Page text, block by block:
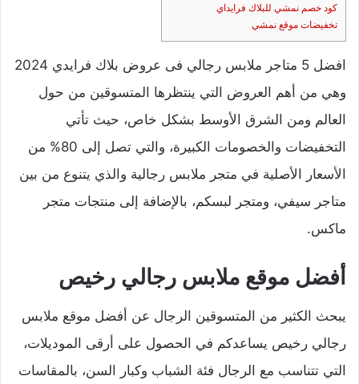
كود خصم نمشي للبلاك فرايداي
تخفيضات موقع نمشي
افضل 5 متاجر ملابس رجالي فى عروض بلاك فرايدي 2024
وهي من أهم العروض التي ينتظرها المتسوقين من حول
العالم ومن الشرق الأوسط بشكل خاص، حيث تأتي
التخفيضات والخصومات الكبيرة، والتي تصل إلى 80% من
الأسعار الأصلية في متجر ملابس رجالية والذي يتنوع من بين
متاجر سيفي، ومتجر لبسكم، بالإضافة إلى منتجات متجر
ماكس.
أفضل موقع ملابس رجالي رخيص
يبحث الكثير من المتسوقين الرجال عن أفضل موقع ملابس
رجالي رخيص يساعدكم في الحصول على أرقى الموديلات،
التي تتناسب مع الرجال فئة الشباب وكبار السن، بالمقاسات